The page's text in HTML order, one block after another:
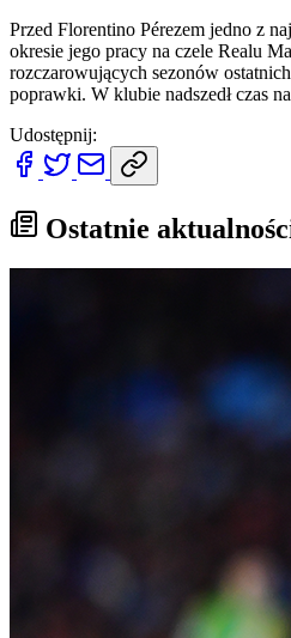
Przed Florentino Pérezem jedno z
okresie jego pracy na czele Realu
rozczarowujących sezonów
poprawki. W klubie nadszedł czas
Udostępnij:
Ostatnie